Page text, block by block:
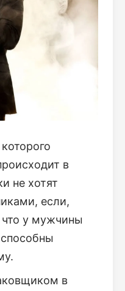
в
не хотят
если,
что у мужчины
в